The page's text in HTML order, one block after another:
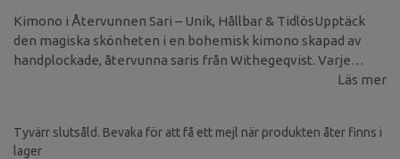
Kimono i Återvunnen Sari – Unik, Hållbar & TidlösUpptäck
den magiska skönheten i en bohemisk kimono skapad av
handplockade, återvunna saris från Withegeqvist. Varje
kimono är ett unikt plagg, där både mönster och färg skiljer
elegans.
Läs mer
Tyvärr slutsåld. Bevaka för att få ett mejl när produkten åter finns i
lager